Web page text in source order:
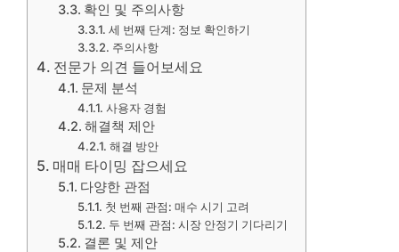
확인 및 주의사항
세 번째 단계: 정보 확인하기
주의사항
전문가 의견 들어보세요
문제 분석
사용자 경험
해결책 제안
해결 방안
매매 타이밍 잡으세요
다양한 관점
첫 번째 관점: 매수 시기 고려
두 번째 관점: 시장 안정기 기다리기
결론 및 제안